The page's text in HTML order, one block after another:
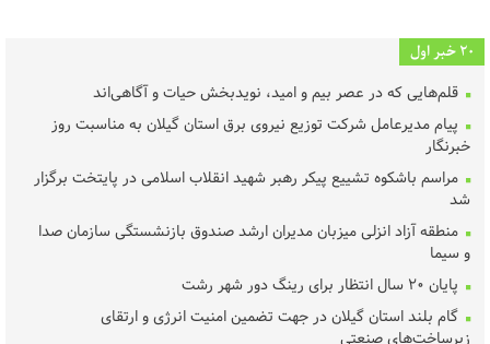
20 خبر اول
قلم‌هایی که در عصر بیم و امید، نویدبخش حیات و آگاهی‌اند
پیام مدیرعامل شرکت توزیع نیروی برق استان گیلان به مناسبت روز
خبرنگار ‌
مراسم باشکوه تشییع پیکر رهبر شهید انقلاب اسلامی در پایتخت برگزار
شد
منطقه آزاد انزلی میزبان مدیران ارشد صندوق بازنشستگی سازمان صدا
و سیما
پایان ۲۰ سال انتظار برای رینگ دور شهر رشت
گام بلند استان گیلان در جهت تضمین امنیت انرژی و ارتقای